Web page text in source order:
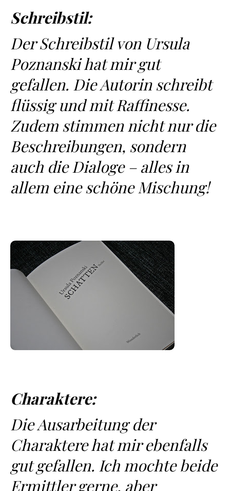
Schreibstil:
Der Schreibstil von Ursula
Poznanski hat mir gut
gefallen. Die Autorin schreibt
flüssig und mit Raffinesse.
Zudem stimmen nicht nur die
Beschreibungen, sondern
auch die Dialoge – alles in
allem eine schöne Mischung!
Charaktere:
Die Ausarbeitung der
Charaktere hat mir ebenfalls
gut gefallen. Ich mochte beide
Ermittler gerne, aber